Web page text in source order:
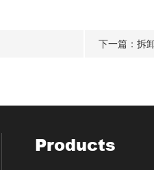
下一篇： 拆
Products